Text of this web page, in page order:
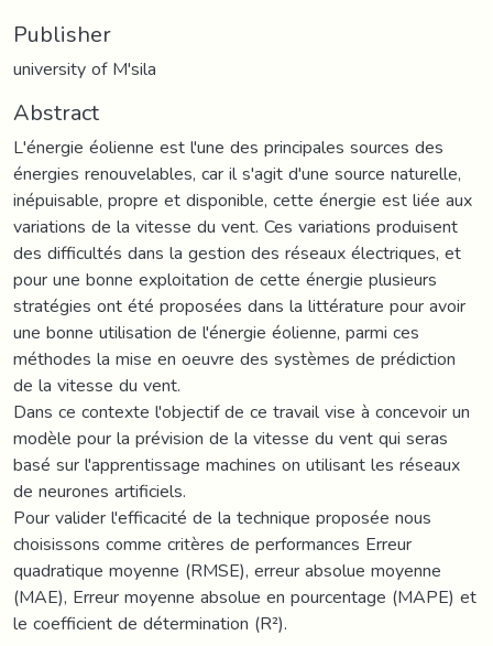
Publisher
university of M'sila
Abstract
L'énergie éolienne est l'une des principales sources des
énergies renouvelables, car il s'agit d'une source naturelle,
inépuisable, propre et disponible, cette énergie est liée aux
variations de la vitesse du vent. Ces variations produisent
des difficultés dans la gestion des réseaux électriques, et
pour une bonne exploitation de cette énergie plusieurs
stratégies ont été proposées dans la littérature pour avoir
une bonne utilisation de l'énergie éolienne, parmi ces
méthodes la mise en oeuvre des systèmes de prédiction
de la vitesse du vent.
Dans ce contexte l'objectif de ce travail vise à concevoir un
modèle pour la prévision de la vitesse du vent qui seras
basé sur l'apprentissage machines on utilisant les réseaux
de neurones artificiels.
Pour valider l'efficacité de la technique proposée nous
choisissons comme critères de performances Erreur
quadratique moyenne (RMSE), erreur absolue moyenne
(MAE), Erreur moyenne absolue en pourcentage (MAPE) et
le coefficient de détermination (R²).